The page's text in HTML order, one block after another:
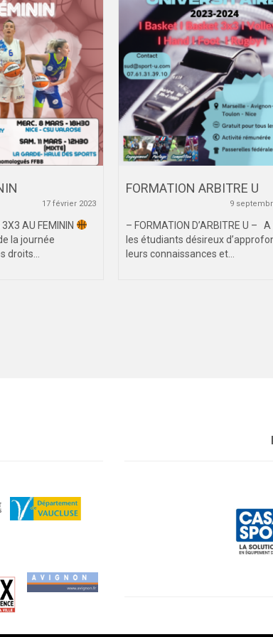
17 février 2023
AU FEMININ
la journée
droits...
FORMATION ARBITRE U
9
– FORMATION D’ARBITRE U –
les étudiants désireux
leurs connaissances et...